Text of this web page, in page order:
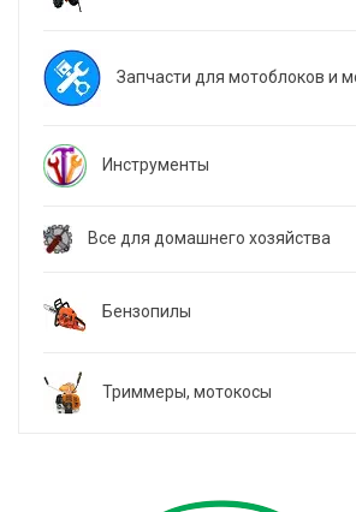
Запчасти для мотоблоков и
Инструменты
Все для домашнего хозяйства
Бензопилы
Триммеры, мотокосы